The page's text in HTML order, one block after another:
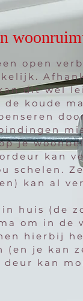
open
dit wel
de koude
je
kan
schelen.
kan al
huis (de
om in de
hierbij
je kan
kan